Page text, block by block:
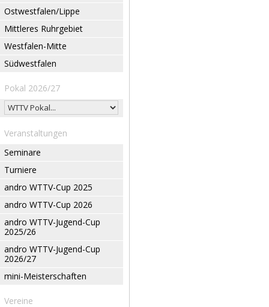
Ostwestfalen/Lippe
Mittleres Ruhrgebiet
Westfalen-Mitte
Südwestfalen
Pokal 2026/27
Veranstaltungen
Seminare
Turniere
andro WTTV-Cup 2025
andro WTTV-Cup 2026
andro WTTV-Jugend-Cup
2025/26
andro WTTV-Jugend-Cup
2026/27
mini-Meisterschaften
Vereine